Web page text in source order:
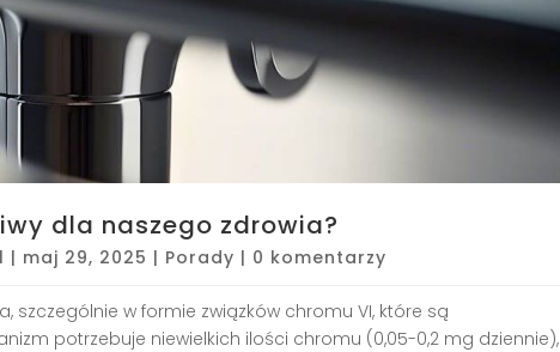
dla naszego zdrowia?
| maj 29, 2025 | Porady | 0 komentarzy
szczególnie w formie związków chromu VI, które są
potrzebuje niewielkich ilości chromu (0,05-0,2 mg dziennie),